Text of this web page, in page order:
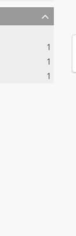
1
1
1